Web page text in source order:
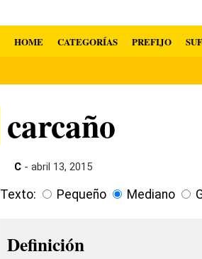
HOME CATEGORÍAS PREFIJO
carcaño
C - abril 13, 2015
Texto: Pequeño Mediano
Definición